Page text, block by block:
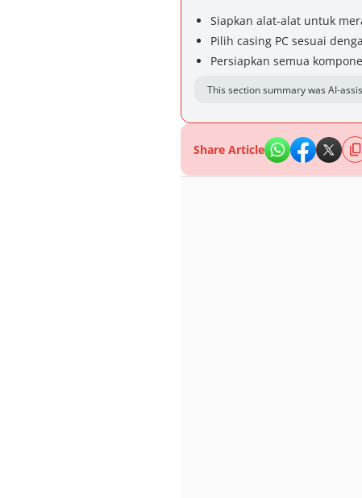
Siapkan alat-alat untuk
Pilih casing PC sesuai
Persiapkan semua
This section summary was AI-
Share Article